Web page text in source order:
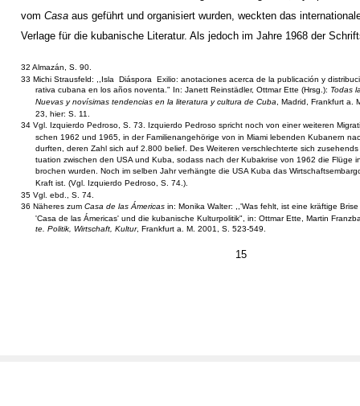
vomCasaaus geführt und organisiert wurden, weckten das
Verlage für die kubanische Literatur. Als jedoch im Jahre 1968 der
32 Almazán, S. 90.
33 Michi Strausfeld: ,,Isla ­ Diáspora ­ Exilio: anotaciones acerca de la publicación y
rativa cubana en los años noventa." In: Janett Reinstädler, Ottmar Ette (Hrsg.): Todas
Nuevas y novísimas tendencias en la literatura y cultura de Cuba, Madrid, Frankfurt a.
23, hier: S. 11.
34 Vgl. Izquierdo Pedroso, S. 73. Izquierdo Pedroso spricht noch von einer weiteren
schen 1962 und 1965, in der Familienangehörige von in Miami lebenden Kubanern
durften, deren Zahl sich auf 2.800 belief. Des Weiteren verschlechterte sich
tuation zwischen den USA und Kuba, sodass nach der Kubakrise von 1962 die Flüge
brochen wurden. Noch im selben Jahr verhängte die USA Kuba das
Kraft ist. (Vgl. Izquierdo Pedroso, S. 74.).
35 Vgl. ebd., S. 74.
36 Näheres zumCasa de las Ámericas in: Monika Walter: ,,'Was fehlt, ist eine kräftige
'Casa de las Ámericas' und die kubanische Kulturpolitik", in: Ottmar Ette, Martin
te. Politik, Wirtschaft, Kultur, Frankfurt a. M. 2001, S. 523-549.
15